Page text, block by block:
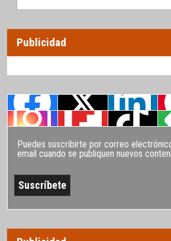
Publicidad
Puedes suscribirte por correo
email cuando se publiquen nuevos